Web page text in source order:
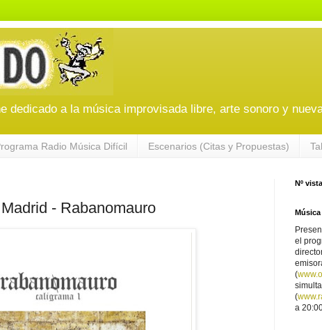
dedicado a la música improvisada libre, arte sonoro y
Radio Música Difícil Escenarios (Citas y Propuestas)
- Rabanomauro
Nº
el
(
(
a